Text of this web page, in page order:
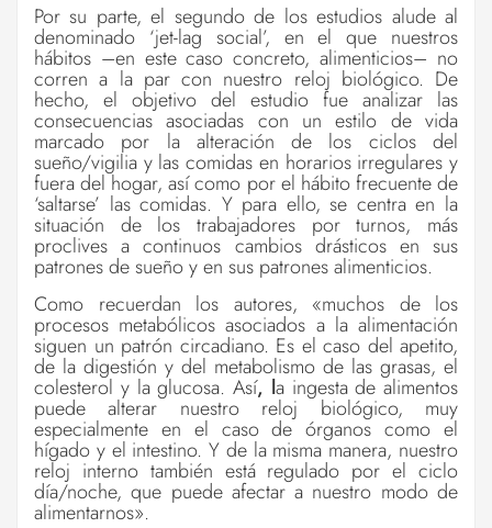
Por su parte, el segundo de los estudios alude al
denominado ‘jet-lag social’, en el que nuestros
hábitos –en este caso concreto, alimenticios– no
corren a la par con nuestro reloj biológico. De
hecho, el objetivo del estudio fue analizar las
consecuencias asociadas con un estilo de vida
marcado por la alteración de los ciclos del
sueño/vigilia y las comidas en horarios irregulares y
fuera del hogar, así como por el hábito frecuente de
‘saltarse’ las comidas. Y para ello, se centra en la
situación de los trabajadores por turnos, más
proclives a continuos cambios drásticos en sus
patrones de sueño y en sus patrones alimenticios.
Como recuerdan los autores, «muchos de los
procesos metabólicos asociados a la alimentación
siguen un patrón circadiano. Es el caso del apetito,
de la digestión y del metabolismo de las grasas, el
colesterol y la glucosa. Así, la ingesta de alimentos
puede alterar nuestro reloj biológico, muy
especialmente en el caso de órganos como el
hígado y el intestino. Y de la misma manera, nuestro
reloj interno también está regulado por el ciclo
día/noche, que puede afectar a nuestro modo de
alimentarnos».